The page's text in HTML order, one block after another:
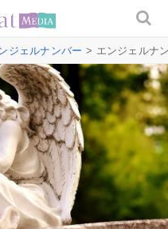
ジェルナンバー > エンジェルナ